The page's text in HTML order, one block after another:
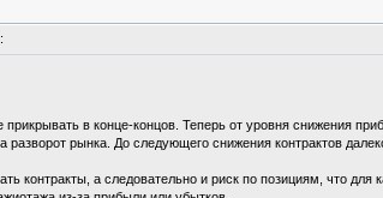
в конце-концов. Теперь от уровня снижения
рынка. До следующего снижения контрактов
контракты, а следовательно и риск по позициям, что для